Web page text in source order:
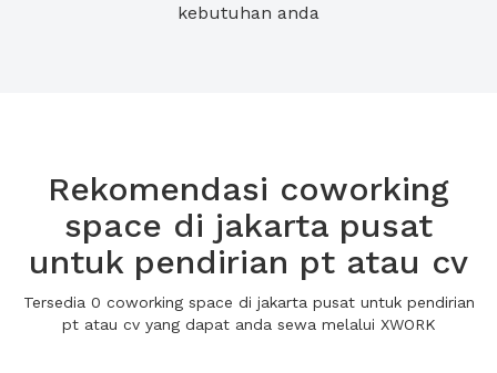
kebutuhan anda
Rekomendasi coworking
space di jakarta pusat
untuk pendirian pt atau cv
Tersedia 0 coworking space di jakarta pusat untuk pendirian
pt atau cv yang dapat anda sewa melalui XWORK